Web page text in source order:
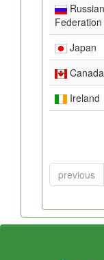
Russian
Federation
Japan
Canada
Ireland
previous